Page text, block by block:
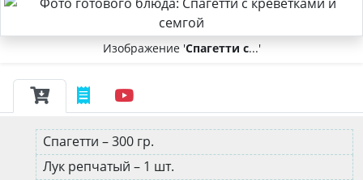
Изображение 'Спагетти с...'
Спагетти – 300 гр.
Лук репчатый – 1 шт.